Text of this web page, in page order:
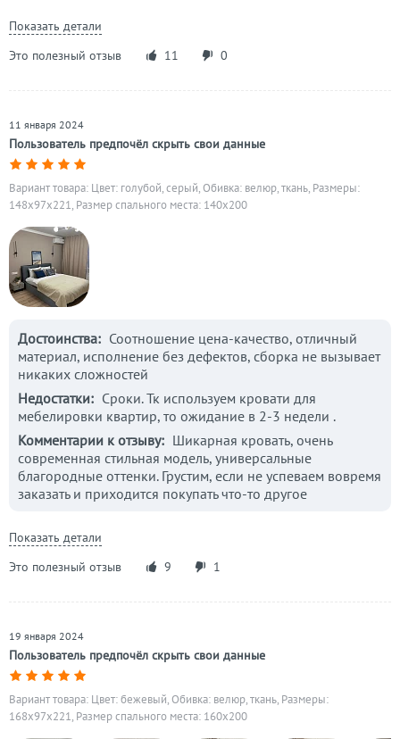
Показать детали
Это полезный отзыв
11 0
Пользователь предпочёл скрыть свои данные
11 января 2024
Вариант товара: Цвет: голубой, серый, Обивка: велюр, ткань, Размеры:
148x97x221, Размер спального места: 140х200
Достоинства: Соотношение цена-качество, отличный
материал, исполнение без дефектов, сборка не вызывает
никаких сложностей
Недостатки: Сроки. Тк используем кровати для
мебелировки квартир, то ожидание в 2-3 недели .
Комментарии к отзыву: Шикарная кровать, очень
современная стильная модель, универсальные
благородные оттенки. Грустим, если не успеваем вовремя
заказать и приходится покупать что-то другое
Показать детали
Это полезный отзыв
9 1
Пользователь предпочёл скрыть свои данные
19 января 2024
Вариант товара: Цвет: бежевый, Обивка: велюр, ткань, Размеры:
168x97x221, Размер спального места: 160х200